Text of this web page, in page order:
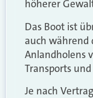
höherer
Das Boot ist
auch während
Anlandholens
Transports
Je nach